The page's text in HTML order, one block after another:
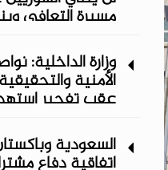
مسيرة التعافي
وزارة الداخلية:
الأمنية
عقب تفجير
السعودية
اتفاقية دفاع